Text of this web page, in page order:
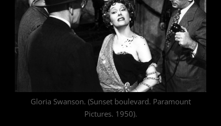
Gloria Swanson. (Sunset boulevard. Paramount
Pictures. 1950).